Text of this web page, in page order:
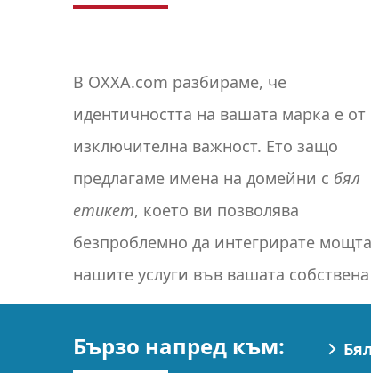
В OXXA.com разбираме, че
идентичността на вашата марка е от
изключителна важност. Ето защо
предлагаме имена на домейни с бял
етикет, което ви позволява
безпроблемно да интегрирате
нашите услуги във вашата собствена
изживяване при регистрацията на име
Бързо напред към: